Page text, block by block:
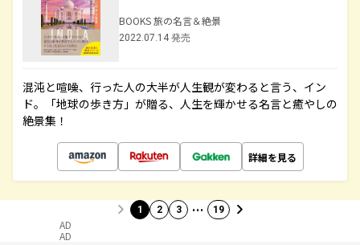
BOOKS 旅の名言＆絶景
2022.07.14 発売
混沌と喧噪、行った人の大半が人生観が変わると言う、イン
ド。「地球の歩き方」が贈る、人生を輝かせる名言と癒やしの
絶景集！
詳細を見る
1 2 3 … 19
AD
AD